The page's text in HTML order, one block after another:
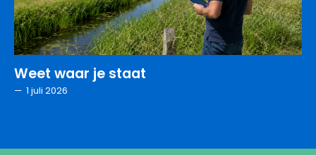
Weet waar je staat
— 1 juli 2026